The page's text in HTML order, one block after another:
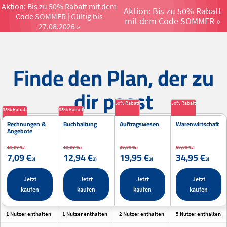
Aktion: Bis zu 50% Rabatt mit dem
Code SOMMER | Gültig bis
27.08.2026 »
Aktion: Bis zu 50% Rabatt
mit dem Code SOMMER »
Menü öffnen
Finde den Plan, der zu
dir passt
35% Rabatt
Rechnungen &
Angebote
10,90 €1)
7,09 €3)
Jetzt
kaufen
35% Rabatt
Buch­haltung
19,90 €1)
12,94 €3)
Jetzt
kaufen
50% Rabatt
Auftrags­wesen
39,90 €1)
19,95 €3)
Jetzt
kaufen
50% Rabatt
Waren­wirtschaft
69,90 €1)
34,95 €3)
Jetzt
kaufen
1 Nutzer enthalten 1 Nutzer enthalten 2 Nutzer enthalten 5 Nutzer enthalten